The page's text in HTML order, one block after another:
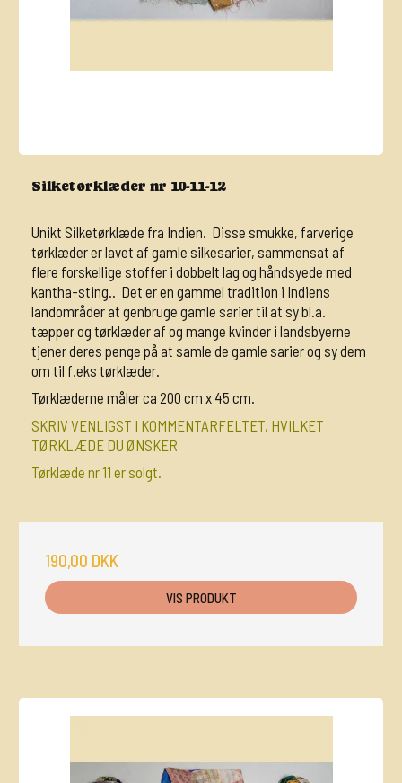
Silketørklæder nr 10-11-12
Unikt Silketørklæde fra Indien. Disse smukke, farverige
tørklæder er lavet af gamle silkesarier, sammensat af
flere forskellige stoffer i dobbelt lag og håndsyede med
kantha-sting.. Det er en gammel tradition i Indiens
landområder at genbruge gamle sarier til at sy bl.a.
tæpper og tørklæder af og mange kvinder i landsbyerne
tjener deres penge på at samle de gamle sarier og sy dem
om til f.eks tørklæder.
Tørklæderne måler ca 200 cm x 45 cm.
SKRIV VENLIGST I KOMMENTARFELTET, HVILKET
TØRKLÆDE DU ØNSKER
Tørklæde nr 11 er solgt.
190,00 DKK
VIS PRODUKT